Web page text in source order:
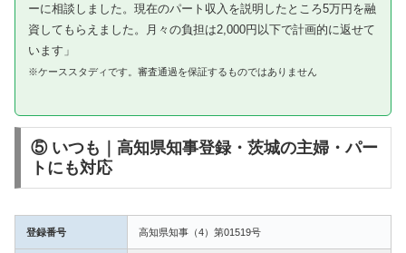
ーに相談しました。現在のパート収入を説明したところ5万円を融
資してもらえました。月々の負担は2,000円以下で計画的に返せて
います」
※ケーススタディです。審査通過を保証するものではありません
⑤ いつも｜高知県知事登録・茨城の主婦・パー
トにも対応
登録番号 高知県知事（4）第01519号